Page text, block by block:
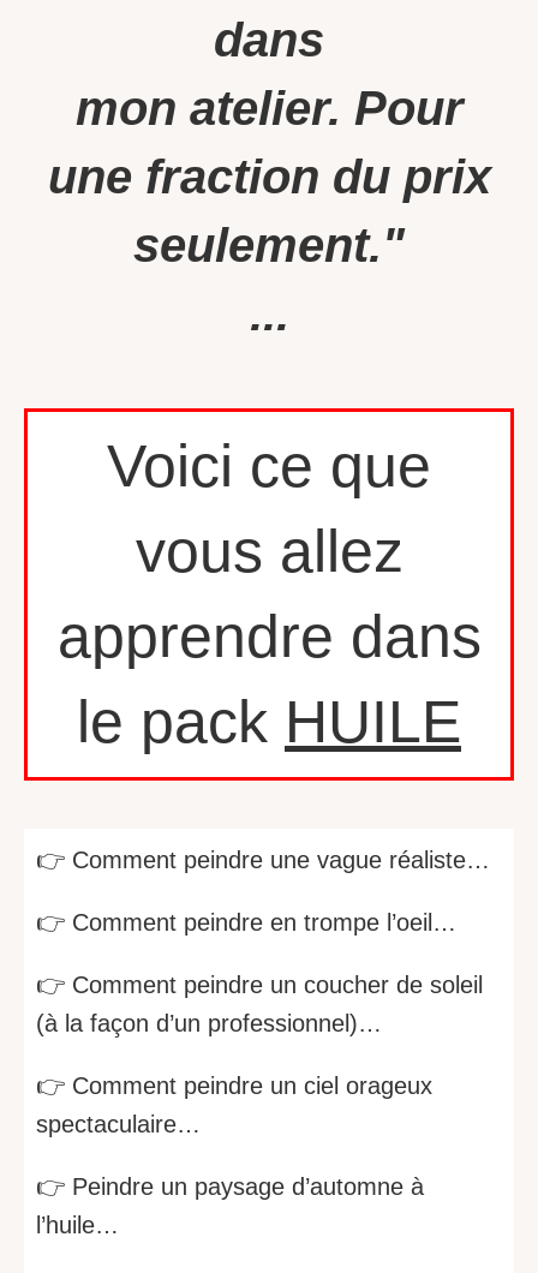
dans
mon atelier. Pour
une fraction du prix
seulement."
...
Voici ce que
vous allez
apprendre dans
le pack HUILE
👉 Comment peindre une vague réaliste…
👉 Comment peindre en trompe l’oeil…
👉 Comment peindre un coucher de soleil
(à la façon d’un professionnel)…
👉 Comment peindre un ciel orageux
spectaculaire…
👉 Peindre un paysage d’automne à
l’huile…